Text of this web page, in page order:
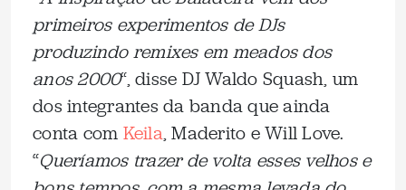
primeiros experimentos de DJs
produzindo remixes em meados dos
anos 2000“, disse DJ Waldo Squash, um
dos integrantes da banda que ainda
conta com Keila, Maderito e Will Love.
“Queríamos trazer de volta esses velhos e